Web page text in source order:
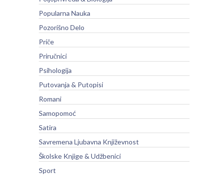
Popularna Nauka
Pozorišno Delo
Priče
Priručnici
Psihologija
Putovanja & Putopisi
Romani
Samopomoć
Satira
Savremena Ljubavna Književnost
Školske Knjige & Udžbenici
Sport